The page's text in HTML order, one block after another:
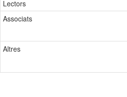
Lectors
Associats
Altres